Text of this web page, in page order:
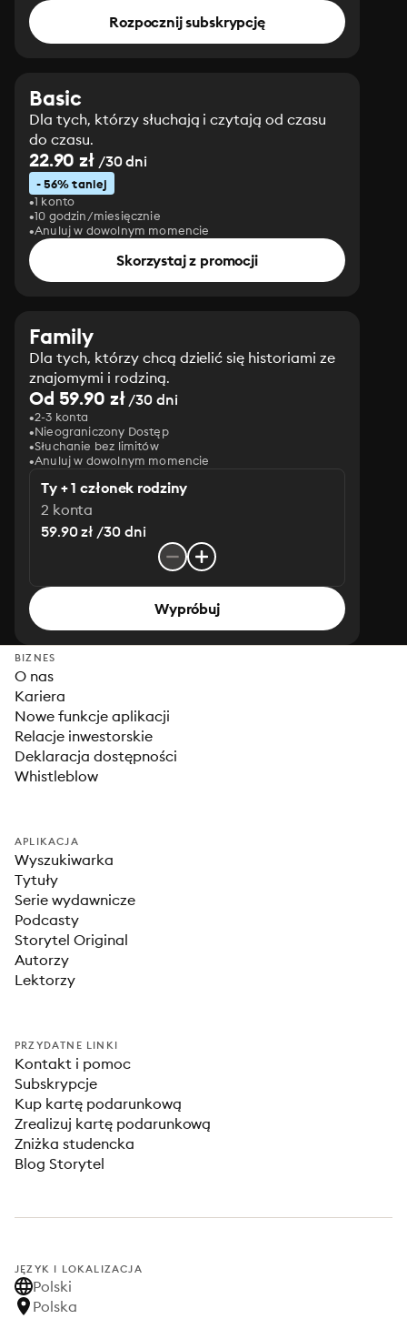
Rozpocznij subskrypcję
Basic
Dla tych, którzy słuchają i czytają od czasu
do czasu.
22.90 zł/30 dni
- 56% taniej
1 konto
10 godzin/miesięcznie
Anuluj w dowolnym momencie
Skorzystaj z promocji
Family
Dla tych, którzy chcą dzielić się historiami ze
znajomymi i rodziną.
Od 59.90 zł/30 dni
2-3 konta
Nieograniczony Dostęp
Słuchanie bez limitów
Anuluj w dowolnym momencie
Ty + 1 członek rodziny
2 konta
59.90 zł /30 dni
Wypróbuj
BIZNES
O nas
Kariera
Nowe funkcje aplikacji
Relacje inwestorskie
Deklaracja dostępności
Whistleblow
APLIKACJA
Wyszukiwarka
Tytuły
Serie wydawnicze
Podcasty
Storytel Original
Autorzy
Lektorzy
PRZYDATNE LINKI
Kontakt i pomoc
Subskrypcje
Kup kartę podarunkową
Zrealizuj kartę podarunkową
Zniżka studencka
Blog Storytel
JĘZYK I LOKALIZACJA
Polski
Polska